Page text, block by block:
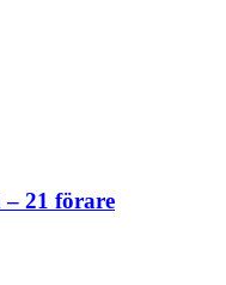
21 förare